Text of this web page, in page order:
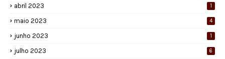
abril 2023 1
maio 2023 4
junho 2023 1
julho 2023 6